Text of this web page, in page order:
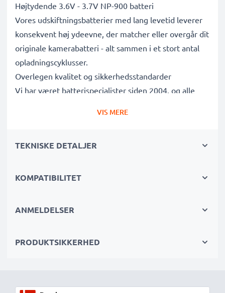
Højtydende 3.6V - 3.7V NP-900 batteri
Vores udskiftningsbatterier med lang levetid leverer
konsekvent høj ydeevne, der matcher eller overgår dit
originale kamerabatteri - alt sammen i et stort antal
opladningscyklusser.
Overlegen kvalitet og sikkerhedsstandarder
Vi har været batterispecialister siden 2004, og alle
Uundværlig i enhver fotografs kamerataske
strøm til intensive, langvarige foto- eller
Vælg CELLONIC og gå aldrig på kompromis med
VIS MERE
TEKNISKE DETALJER
KOMPATIBILITET
ANMELDELSER
PRODUKTSIKKERHED